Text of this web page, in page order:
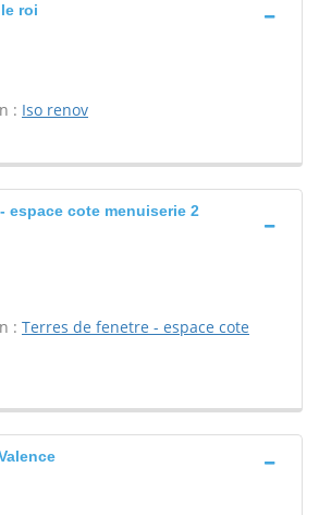
roi
: Iso renov
espace cote menuiserie 2
: Terres de fenetre - espace cote